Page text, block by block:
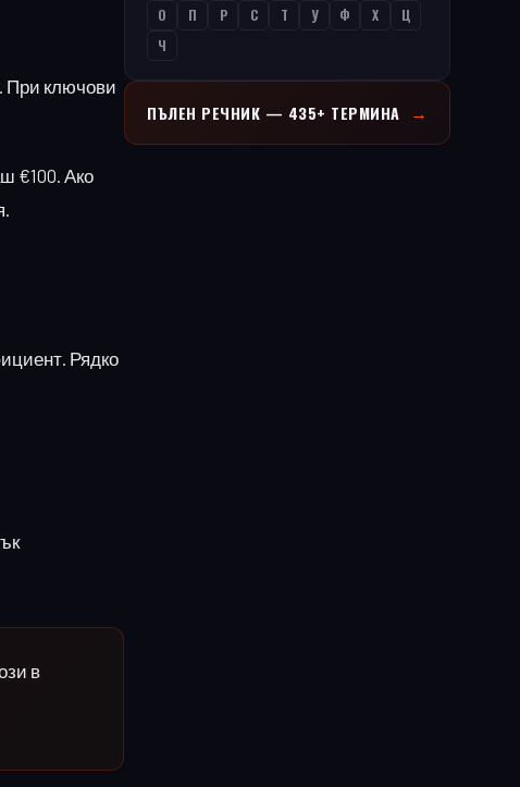
При ключови
€100. Ако
Рядко
в
О
П Р С Т У Ф Х
Ц
Ч
ПЪЛЕН РЕЧНИК — 435+ ТЕРМИНА →